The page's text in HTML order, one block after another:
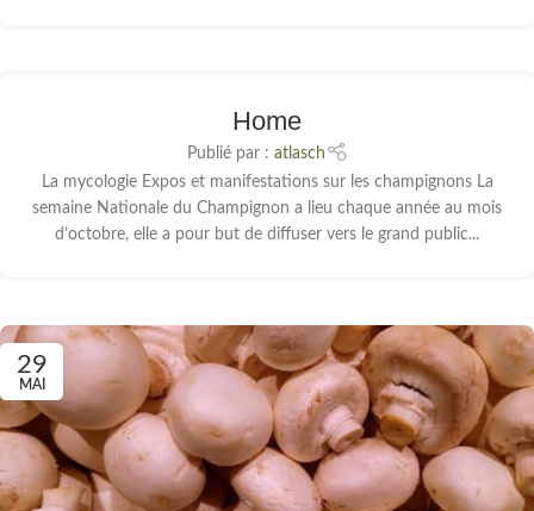
Home
Publié par : atlasch
La mycologie Expos et manifestations sur les champignons La
semaine Nationale du Champignon a lieu chaque année au mois
d’octobre, elle a pour but de diffuser vers le grand public...
29
MAI